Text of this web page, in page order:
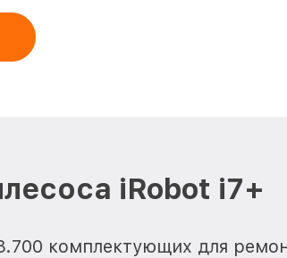
iRobot i7+
комплектующих для